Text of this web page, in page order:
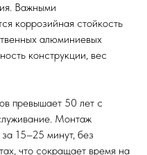
Важными
коррозийная стойкость
алюминиевых
конструкции, вес
превышает 50 лет с
Монтаж
15–25 минут, без
что сокращает время на